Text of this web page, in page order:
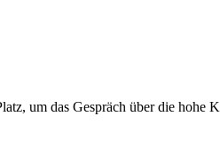
um das Gespräch über die hohe